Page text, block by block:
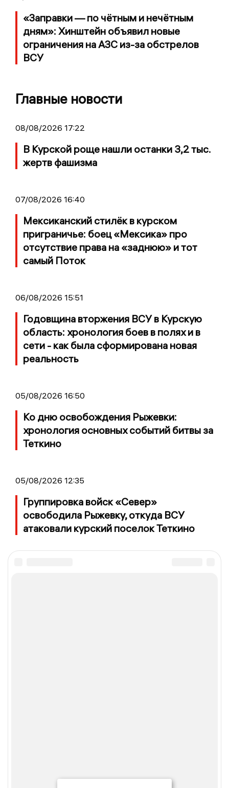
«Заправки — по чётным и нечётным
дням»: Хинштейн объявил новые
ограничения на АЗС из-за обстрелов
ВСУ
Главные новости
08/08/2026 17:22
В Курской роще нашли останки 3,2 тыс.
жертв фашизма
07/08/2026 16:40
Мексиканский стилёк в курском
приграничье: боец «Мексика» про
отсутствие права на «заднюю» и тот
самый Поток
06/08/2026 15:51
Годовщина вторжения ВСУ в Курскую
область: хронология боев в полях и в
сети - как была сформирована новая
реальность
05/08/2026 16:50
Ко дню освобождения Рыжевки:
хронология основных событий битвы за
Теткино
05/08/2026 12:35
Группировка войск «Север»
освободила Рыжевку, откуда ВСУ
атаковали курский поселок Теткино